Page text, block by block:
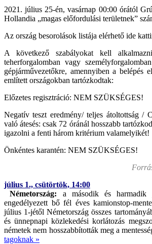
2021. július 25-én, vasárnap 00:00 órától
Hollandia „magas előfordulási területnek”
Az ország besorolások listája elérhető ide
A következő szabályokat kell
teherforgalomban vagy
gépjárművezetőkre, amennyiben a belépés
említett országokban tartózkodtak:
Előzetes regisztráció: NEM SZÜKSÉGES!
Negatív teszt eredmény/ teljes átoltottság /
való átesés: csak 72 óránál hosszabb
igazolni a fenti három kritérium valamelyikét!
Önkéntes karantén: NEM SZÜKSÉGES!
július 1., csütörtök, 14:00
Németország: a második és harmadik
engedélyezett bő fél éves kamionstop-
július 1-jétől Németország összes
és ünnepnapi közlekedési korlátozás
németek nem hosszabbították meg a
tagoknak »